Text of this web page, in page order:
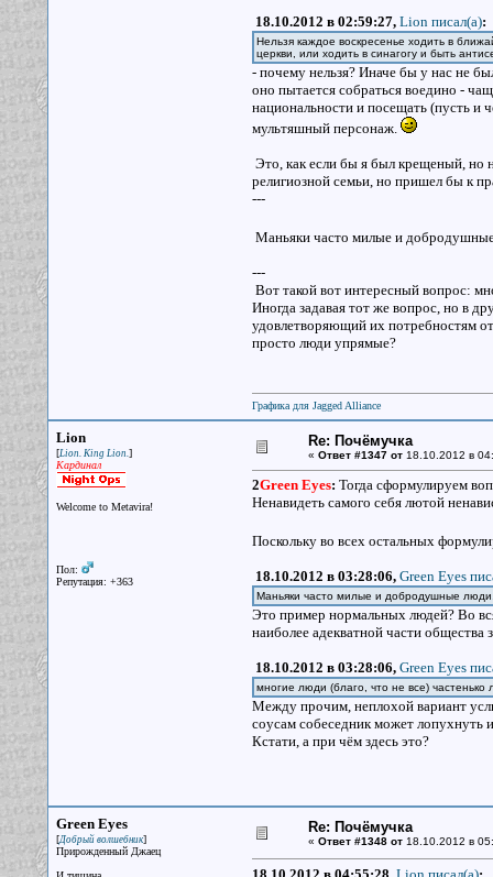
18.10.2012 в 02:59:27, Lion писал(a):
Нельзя каждое воскресенье ходить в
церкви, или ходить в синагогу и быть
- почему нельзя? Иначе бы у нас не
оно пытается собраться воедино -
национальности и посещать (пусть и
мультяшный персонаж.
Это, как если бы я был крещеный, но
религиозной семьи, но пришел бы к
---
Маньяки часто милые и
---
Вот такой вот интересный вопрос:
Иногда задавая тот же вопрос, но в
удовлетворяющий их потребностям
просто люди упрямые?
Графика для Jagged Alliance
Lion
[Lion. King Lion.]
Кардинал
Welcome to Metavira!
Пол:
Репутация: +363
Re: Почёмучка
« Ответ #1347 от18.10.2012 в
2Green Eyes: Тогда сформулируем
Ненавидеть самого себя лютой
Поскольку во всех остальных
18.10.2012 в 03:28:06, Green Eyes
Маньяки часто милые и добродушные
Это пример нормальных людей? Во
наиболее адекватной части
18.10.2012 в 03:28:06, Green Eyes
многие люди (благо, что не все) частенько
Между прочим, неплохой вариант
соусам собеседник может лопухнуть
Кстати, а при чём здесь это?
Green Eyes
[Добрый волшебник]
Прирожденный Джаец
Re: Почёмучка
« Ответ #1348 от18.10.2012 в